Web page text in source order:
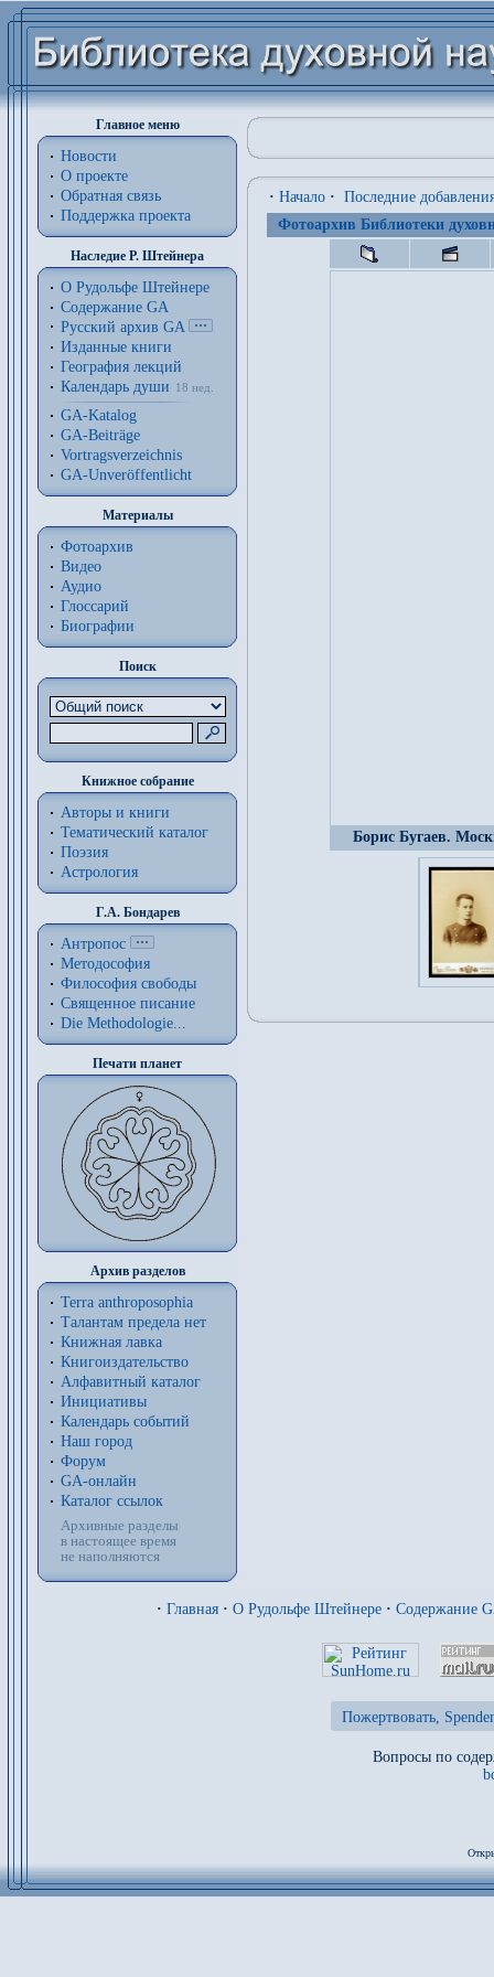
Главное меню
Новости
О проекте
Обратная связь
Поддержка проекта
Наследие Р. Штейнера
О Рудольфе Штейнере
Содержание GA
Русский архив GA
Изданные книги
География лекций
Календарь души
18 нед.
GA-Katalog
GA-Beiträge
Vortragsverzeichnis
GA-Unveröffentlicht
Материалы
Фотоархив
Видео
Аудио
Глоссарий
Биографии
Поиск
Книжное собрание
Авторы и книги
Тематический каталог
Поэзия
Астрология
Г.А. Бондарев
Антропос
Методософия
Философия cвободы
Священное писание
Die Methodologie...
Печати планет
Архив разделов
Terra anthroposophia
Талантам предела нет
Книжная лавка
Книгоиздательство
Алфавитный каталог
Инициативы
Календарь событий
Наш город
Форум
GA-онлайн
Каталог ссылок
Архивные разделы
в настоящее время
не наполняются
· Начало · Последние
Фотоархив Библиотеки
Борис Бугаев.
· Главная · О Рудольфе Штейнере · Содержание
Пожертвовать,
Вопросы по